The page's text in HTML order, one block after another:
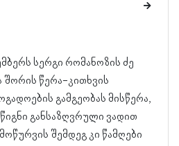
სერგი რომანოზის ძე
წერა-კითხვის
გამგეობას მისწერა,
განსაზღვრული ვადით
შემდეგ კი წამღები